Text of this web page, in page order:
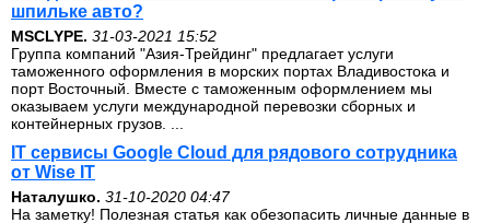
шпильке авто?
MSCLYPE. 31-03-2021 15:52
Группа компаний "Азия-Трейдинг" предлагает услуги
таможенного оформления в морских портах Владивостока и
порт Восточный. Вместе с таможенным оформлением мы
оказываем услуги международной перевозки сборных и
контейнерных грузов. ...
IT сервисы Google Cloud для рядового сотрудника
от Wise IT
Наталушко. 31-10-2020 04:47
На заметку! Полезная статья как обезопасить личные данные в